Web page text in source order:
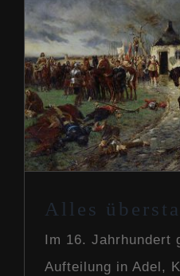
Alles
Our
Alles
Im 16. Jahrhundert
Aufteilung in Adel,